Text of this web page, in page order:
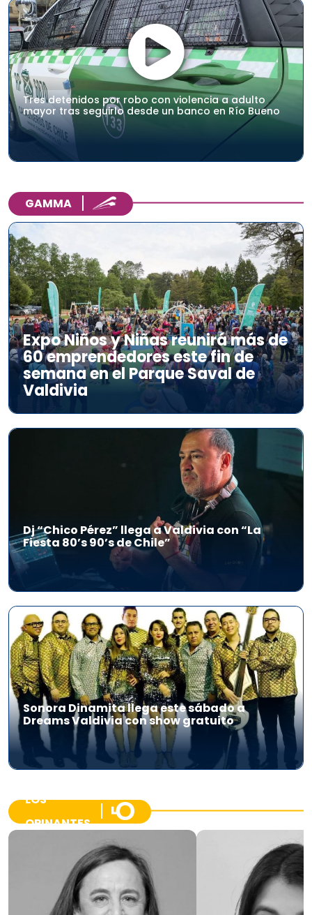
Tres detenidos por robo con violencia a adulto
mayor tras seguirlo desde un banco en Río Bueno
GAMMA
Expo Niños y Niñas reunirá más de
60 emprendedores este fin de
semana en el Parque Saval de
Valdivia
Dj “Chico Pérez” llega a Valdivia con “La
Fiesta 80’s 90’s de Chile”
Sonora Dinamita llega este sábado a
Dreams Valdivia con show gratuito
LOS
OPINANTES